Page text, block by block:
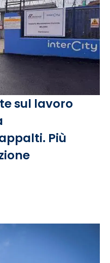
sul lavoro
Più